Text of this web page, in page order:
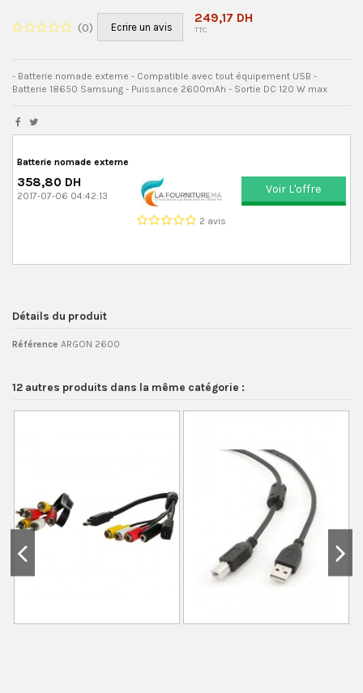
(0) Ecrire un avis
249,17 DH
TTC
- Batterie nomade externe - Compatible avec tout équipement USB -
Batterie 18650 Samsung - Puissance 2600mAh - Sortie DC 120 W max
Batterie nomade externe
358,80 DH
2017-07-06 04:42:13
2 avis
Voir L'offre
Détails du produit
Référence ARGON 2600
12 autres produits dans la même catégorie :